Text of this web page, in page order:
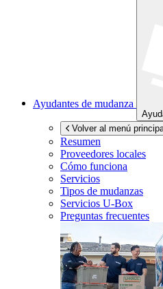
Ayudantes de mudanza
Volver al menú
Resumen
Proveedores locales
Cómo funciona
Servicios
Tipos de mudanzas
Servicios U-Box
Preguntas frecuentes